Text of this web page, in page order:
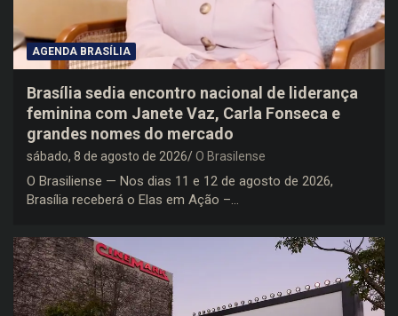
AGENDA BRASÍLIA
Brasília sedia encontro nacional de liderança
feminina com Janete Vaz, Carla Fonseca e
grandes nomes do mercado
sábado, 8 de agosto de 2026 O Brasilense
O Brasiliense — Nos dias 11 e 12 de agosto de 2026,
Brasília receberá o Elas em Ação –…